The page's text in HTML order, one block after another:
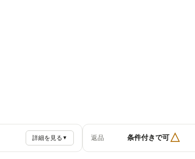
詳細を見る ▼ 返品 条件付きで可△